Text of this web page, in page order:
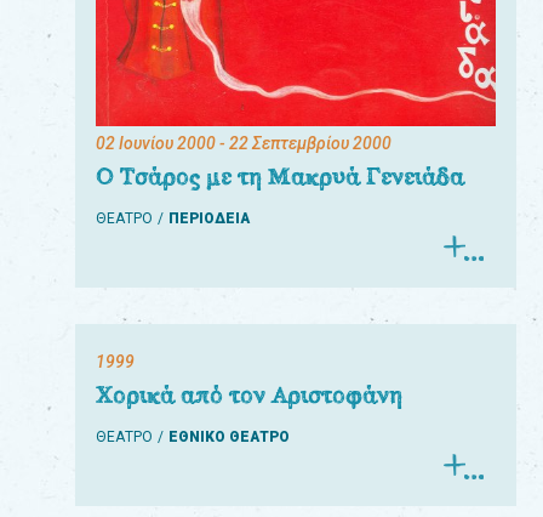
02 Ιουνίου 2000- 22 Σεπτεμβρίου 2000
Ο Τσάρος με τη Μακρυά Γενειάδα
ΘΕΑΤΡΟ ΠΕΡΙΟΔΕΙΑ
1999
Χορικά από τον Αριστοφάνη
ΘΕΑΤΡΟ ΕΘΝΙΚΟ ΘΕΑΤΡΟ